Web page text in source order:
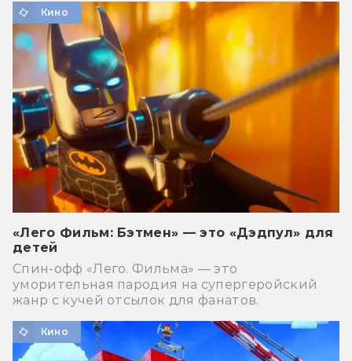
Кино
«Лего Фильм: Бэтмен» — это «Дэдпул» для
детей
Спин-офф «Лего. Фильма» — это
уморительная пародия на супергеройский
жанр с кучей отсылок для фанатов.
Кино